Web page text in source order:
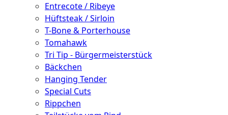
Entrecote / Ribeye
Hüftsteak / Sirloin
T-Bone & Porterhouse
Tomahawk
Tri Tip - Bürgermeisterstück
Bäckchen
Hanging Tender
Special Cuts
Rippchen